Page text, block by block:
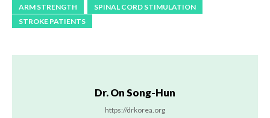
ARM STRENGTH
SPINAL CORD STIMULATION
STROKE PATIENTS
Dr. On Song-Hun
https://drkorea.org